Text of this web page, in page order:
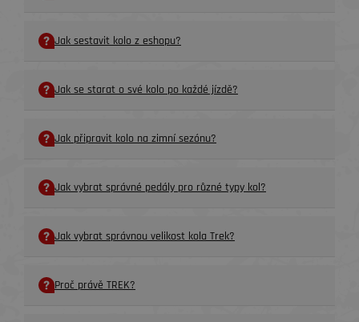
Jak sestavit kolo z eshopu?
Jak se starat o své kolo po každé jízdě?
Jak připravit kolo na zimní sezónu?
Jak vybrat správné pedály pro různé typy kol?
Jak vybrat správnou velikost kola Trek?
Proč právě TREK?